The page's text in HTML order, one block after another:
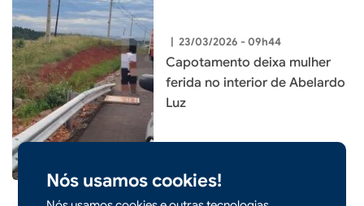
Nós usamos cookies!
| 23/03/2026 - 09h44
Capotamento deixa mulher
ferida no interior de Abelardo
Luz